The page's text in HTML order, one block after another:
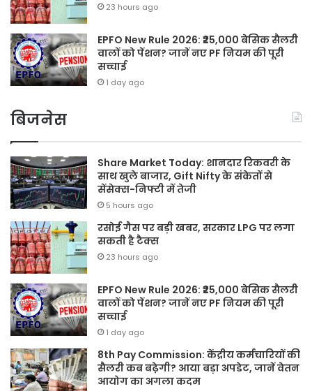
23 hours ago
EPFO New Rule 2026: ₹25,000 बेसिक सैलरी
वालों को पेंशन? जानें नए PF नियम की पूरी
सच्चाई
1 day ago
बिजनेस
Share Market Today: शानदार रिकवरी के
साथ खुले बाजार, Gift Nifty के संकेतों से
सेंसेक्स-निफ्टी में तेजी
5 hours ago
रसोई गैस पर बड़ी खबर, सरकार LPG पर लगा
सकती है टैक्स
23 hours ago
EPFO New Rule 2026: ₹25,000 बेसिक सैलरी
वालों को पेंशन? जानें नए PF नियम की पूरी
सच्चाई
1 day ago
8th Pay Commission: केंद्रीय कर्मचारियों की
सैलरी कब बढ़ेगी? आया बड़ा अपडेट, जानें वेतन
आयोग का अगला कदम